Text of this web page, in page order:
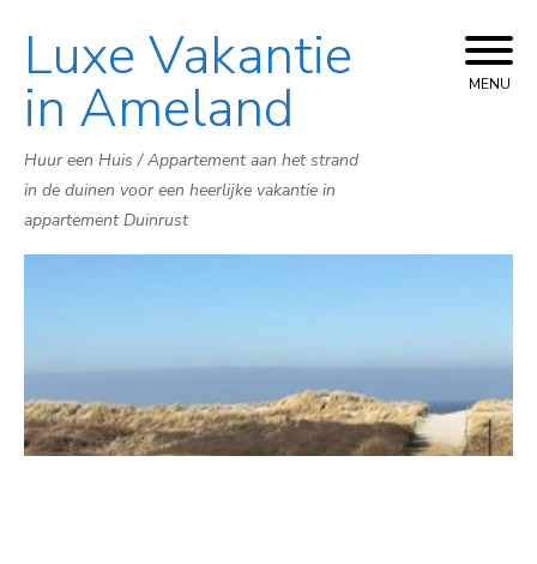
Skip
to
content
Luxe Vakantie
in Ameland
Huur een Huis / Appartement aan het strand
in de duinen voor een heerlijke vakantie in
appartement Duinrust
MENU